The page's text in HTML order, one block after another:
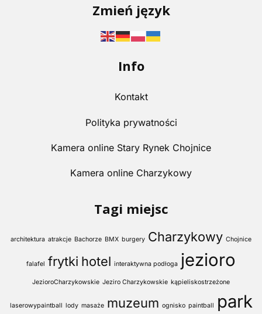
Zmień język
Info
Kontakt
Polityka prywatności
Kamera online Stary Rynek Chojnice
Kamera online Charzykowy
Tagi miejsc
architektura atrakcje Bachorze BMX burgery Charzykowy Chojnice
falafel frytki hotel interaktywna podłoga jezioro
JezioroCharzykowskie Jeziro Charzykowskie kąpieliskostrzeżone
laserowypaintball lody masaże muzeum ognisko paintball park